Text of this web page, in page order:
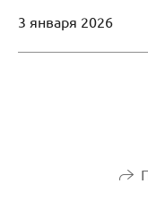
3 января 2026